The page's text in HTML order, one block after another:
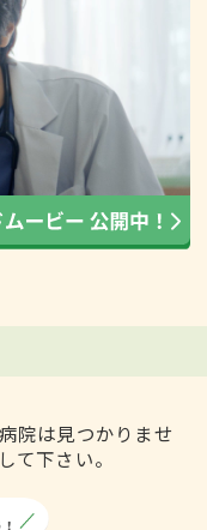
院は見つかりませ
て下さい。